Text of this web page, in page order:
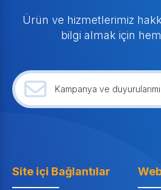
Ürün ve hizmetlerimiz
bilgi almak için
Site içi Bağlantılar